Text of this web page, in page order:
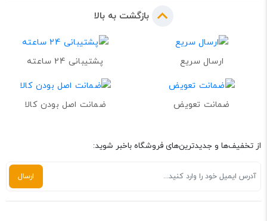
بازگشت به بالا
ارسال سریع پشتیبانی 24 ساعته
ضمانت تعویض ضمانت اصل بودن کالا
از تخفیف‌ها و جدیدترین‌های فروشگاه باخبر شوید: